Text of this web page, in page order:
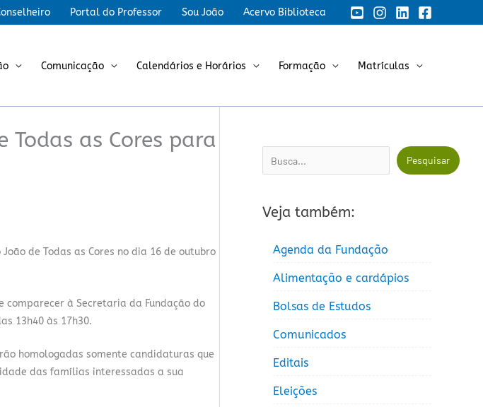
Portal do Professor Sou João Acervo Biblioteca
Comunicação Calendários e Horários Formação Matrículas
Todas as Cores para
de Todas as Cores no dia 16 de outubro
comparecer à Secretaria da Fundação do
13h40 às 17h30.
homologadas somente candidaturas que
das famílias interessadas a sua
Pesquisar Pesquisar
Veja também:
Agenda da Fundação
Alimentação e cardápios
Bolsas de Estudos
Comunicados
Editais
Eleições